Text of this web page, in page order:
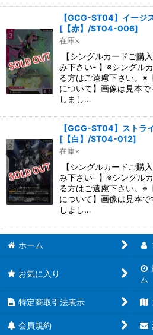
【GCG-ST04】イージ
[ 【赤】/ST04-006]
在庫×
【シングルカードご購
み下さい- 】※シングル
る方はご遠慮下さい。※
について】画像は見本
しまし…
【GCG-ST04】ストラ
[ 【白】/ST04-012]
在庫×
【シングルカードご購
み下さい- 】※シングル
る方はご遠慮下さい。※
について】画像は見本
しまし…
ホーム
お気に入り
ム
特定商取引法表示
会員規約